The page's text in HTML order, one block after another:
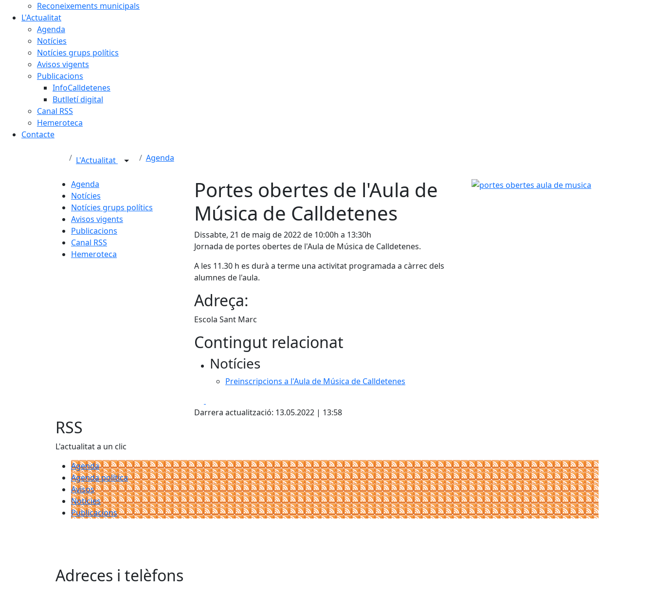
Reconeixements municipals
L'Actualitat
Agenda
Notícies
Notícies grups polítics
Avisos vigents
Publicacions
InfoCalldetenes
Butlletí digital
Canal RSS
Hemeroteca
Contacte
L'Actualitat Agenda
Agenda
Notícies
Notícies grups polítics
Avisos vigents
Publicacions
Canal RSS
Hemeroteca
Portes obertes de l'Aula de
Música de Calldetenes
Dissabte, 21 de maig de 2022 de 10:00h a 13:30h
Jornada de portes obertes de l'Aula de Música de Calldetenes.
A les 11.30 h es durà a terme una activitat programada a càrrec dels
alumnes de l'aula.
Adreça:
Escola Sant Marc
Contingut relacionat
Notícies
Preinscripcions a l'Aula de Música de Calldetenes
Darrera actualització: 13.05.2022 | 13:58
portes obertes aula de musica
RSS
L'actualitat a un clic
Agenda
Agenda política
Avisos
Notícies
Publicacions
Adreces i telèfons